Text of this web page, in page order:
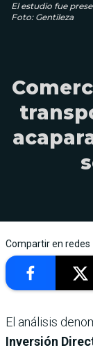
El estudio fue
Foto: Gentileza
Compartir en redes
El análisis
Inversión